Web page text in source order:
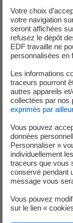
La
En région, le
pour promouvoir
nombre et en
actions :
la Nuit de
Votre choix
votre navigation
seront affichées
refusez le dépôt
EDF travaille ne
personnalisées en
Les informations
traceurs pourront
autres appareils
collectées par nos
exprimés par
Vous pouvez
données
Personnaliser »
individuellement
traceurs que vous
conservé pendant
message vous
Vous pouvez
sur le lien «